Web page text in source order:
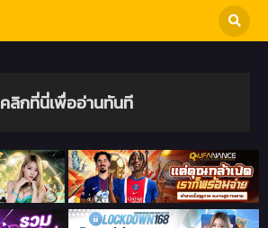
คลิกที่นี่เพื่ออ่านทันที